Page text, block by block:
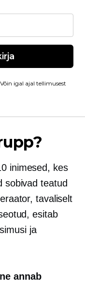
igal ajal tellimusest
inimesed, kes
sobivad teatud
tavaliselt
esitab
ja
annab